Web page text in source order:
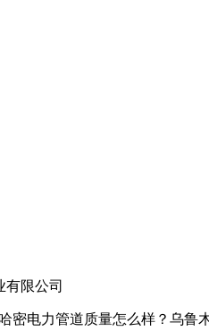
有限公司
电力管道质量怎么样？乌